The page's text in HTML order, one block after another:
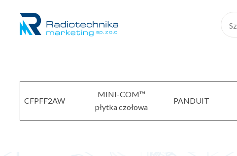
CFPFF2AW
MINI-COM™
płytka czołowa
PANDUIT